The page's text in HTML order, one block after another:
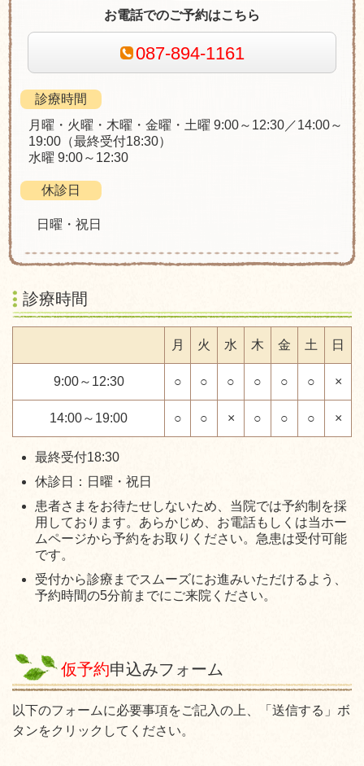
お電話でのご予約はこちら
087-894-1161
診療時間
月曜・火曜・木曜・金曜・土曜 9:00～12:30／14:00～
19:00（最終受付18:30）
水曜 9:00～12:30
休診日
日曜・祝日
診療時間
月 火 水 木 金 土 日
9:00～12:30 ○ ○ ○ ○ ○ ○ ×
14:00～19:00 ○ ○ × ○ ○ ○ ×
最終受付18:30
休診日：日曜・祝日
患者さまをお待たせしないため、当院では予約制を採
用しております。あらかじめ、お電話もしくは当ホー
ムページから予約をお取りください。急患は受付可能
です。
受付から診療までスムーズにお進みいただけるよう、
予約時間の5分前までにご来院ください。
仮予約申込みフォーム
以下のフォームに必要事項をご記入の上、「送信する」ボ
タンをクリックしてください。